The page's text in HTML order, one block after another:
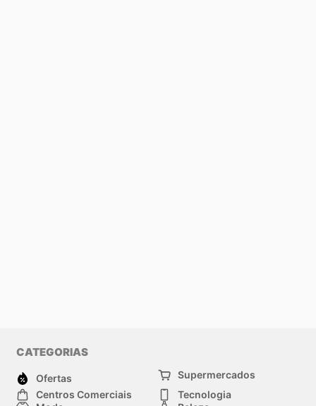
CATEGORIAS
Ofertas
Supermercados
Centros Comerciais
Tecnologia